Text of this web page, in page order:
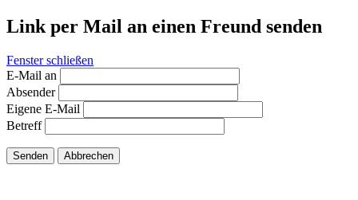
Link per Mail an einen Freund senden
Fenster schließen
E-Mail an
Absender
Eigene E-Mail
Betreff
Senden Abbrechen